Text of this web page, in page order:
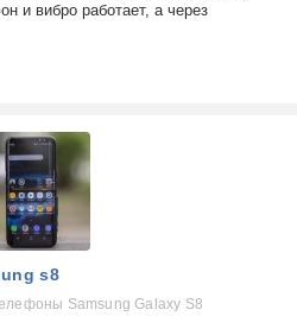
и вибро работает, а через
s8
Samsung Galaxy S8